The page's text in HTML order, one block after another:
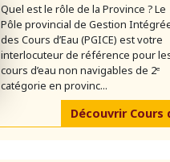
Quel est le rôle de la Province ? Le
Pôle provincial de Gestion
des Cours d’Eau (PGICE) est votre
interlocuteur de référence pour
cours d’eau non navigables de 2ᵉ
catégorie en provinc...
Découvrir Cours